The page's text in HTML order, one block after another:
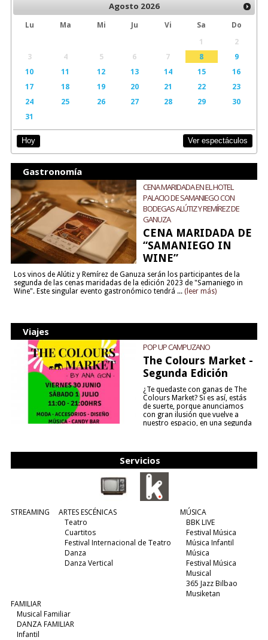
Agosto 2026
Lu Ma Mi Ju Vi Sa
Do
1
2
3
4 5 6 7 8
9
10
11 12 13 14 15
16
17
18 19 20 21 22
23
24
25 26 27 28 29
30
31
Hoy Ver espectáculos
Gastronomía
CENA MARIDADA EN EL HOTEL
PALACIO DE SAMANIEGO CON
BODEGAS ALÚTIZ Y REMÍREZ DE
GANUZA
CENA MARIDADA DE
“SAMANIEGO IN
WINE”
Los vinos de Alútiz y Remírez de Ganuza serán los participantes de la
segunda de las cenas maridadas de la edición 2023 de "Samaniego in
Wine". Este singular evento gastronómico tendrá ... (leer más)
Viajes
POP UP CAMPUZANO
The Colours Market -
Segunda Edición
¿Te quedaste con ganas de The
Colours Market? Si es así, estás
de suerte, porque anunciamos
con gran ilusión que vuelve a
nuestro espacio, en una segunda
Servicios
STREAMING
ARTES ESCÉNICAS
Teatro
Cuartitos
Festival Internacional de Teatro
Danza
Danza Vertical
MÚSICA
BBK LIVE
Festival Música
Música Infantil
Música
Festival Música
Musical
365 Jazz Bilbao
Musiketan
FAMILIAR
Musical Familiar
DANZA FAMILIAR
Infantil